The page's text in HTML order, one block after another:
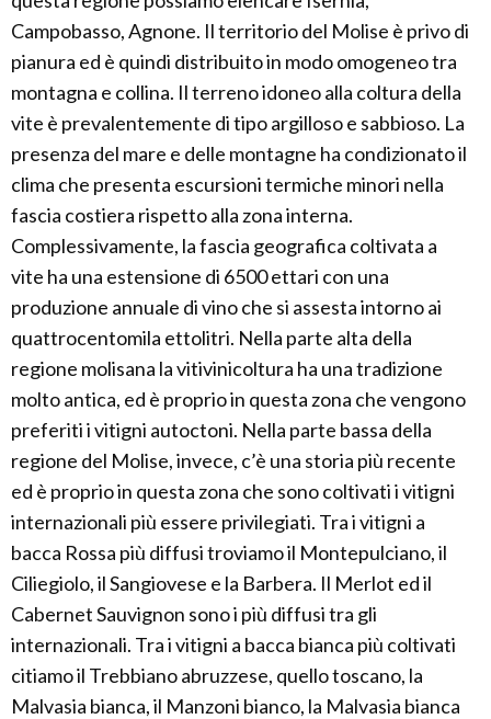
Campobasso, Agnone. Il territorio del Molise è privo di
pianura ed è quindi distribuito in modo omogeneo tra
montagna e collina. Il terreno idoneo alla coltura della
vite è prevalentemente di tipo argilloso e sabbioso. La
presenza del mare e delle montagne ha condizionato il
clima che presenta escursioni termiche minori nella
fascia costiera rispetto alla zona interna.
Complessivamente, la fascia geografica coltivata a
vite ha una estensione di 6500 ettari con una
produzione annuale di vino che si assesta intorno ai
quattrocentomila ettolitri. Nella parte alta della
regione molisana la vitivinicoltura ha una tradizione
molto antica, ed è proprio in questa zona che vengono
preferiti i vitigni autoctoni. Nella parte bassa della
regione del Molise, invece, c’è una storia più recente
ed è proprio in questa zona che sono coltivati i vitigni
internazionali più essere privilegiati. Tra i vitigni a
bacca Rossa più diffusi troviamo il Montepulciano, il
Ciliegiolo, il Sangiovese e la Barbera. Il Merlot ed il
Cabernet Sauvignon sono i più diffusi tra gli
internazionali. Tra i vitigni a bacca bianca più coltivati
citiamo il Trebbiano abruzzese, quello toscano, la
Malvasia bianca, il Manzoni bianco, la Malvasia bianca